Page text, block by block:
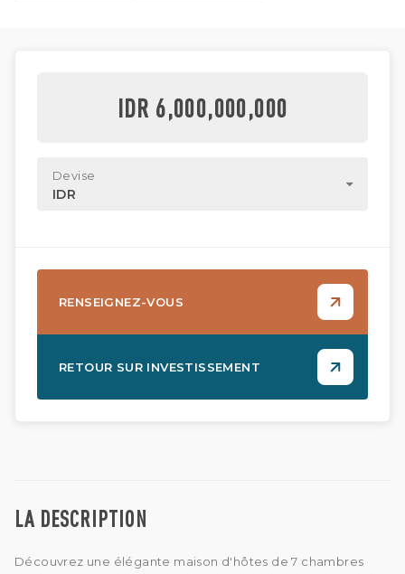
LA DESCRIPTION
Découvrez une élégante maison d'hôtes de 7 chambres
IDR 6,000,000,000
Devise
IDR
RENSEIGNEZ-VOUS
RETOUR SUR INVESTISSEMENT